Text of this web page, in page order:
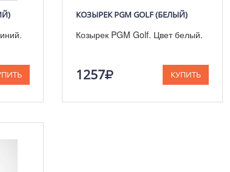
КОЗЫРЕК PGM GOLF (БЕЛЫЙ)
Козырек PGM Golf. Цвет белый.
1257 КУПИТЬ